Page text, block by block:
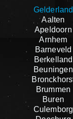
Gelderland
Aalten
Apeldoorn
Arnhem
Barneveld
Berkelland
Beuningen
Brummen
Buren
Culemborg